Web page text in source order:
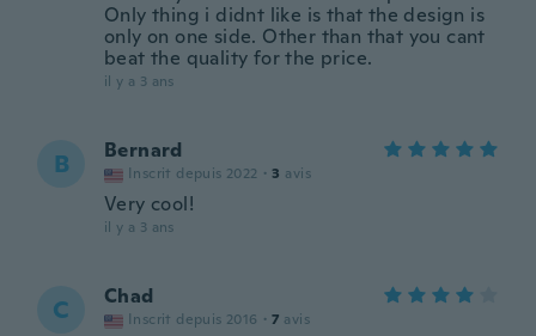
Only thing i didnt like is that the design is
only on one side. Other than that you cant
beat the quality for the price.
il y a 3 ans
B Bernard
Inscrit depuis 2022 · 3 avis
Very cool!
il y a 3 ans
C Chad
Inscrit depuis 2016 · 7 avis